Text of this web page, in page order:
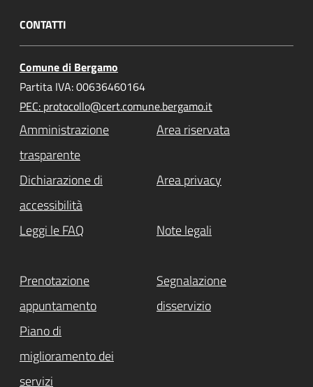
CONTATTI
Comune di Bergamo
Partita IVA: 00636460164
PEC: protocollo@cert.comune.bergamo.it
Amministrazione
trasparente
Area riservata
Dichiarazione di
accessibilità
Area privacy
Leggi le FAQ Note legali
Prenotazione
appuntamento
Segnalazione
disservizio
Piano di
miglioramento dei
servizi